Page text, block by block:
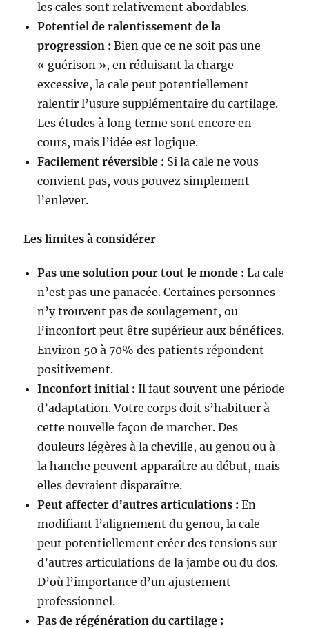
les cales sont relativement abordables.
Potentiel de ralentissement de la
progression : Bien que ce ne soit pas une
« guérison », en réduisant la charge
excessive, la cale peut potentiellement
ralentir l’usure supplémentaire du cartilage.
Les études à long terme sont encore en
cours, mais l’idée est logique.
Facilement réversible : Si la cale ne vous
convient pas, vous pouvez simplement
l’enlever.
Les limites à considérer
Pas une solution pour tout le monde : La cale
n’est pas une panacée. Certaines personnes
n’y trouvent pas de soulagement, ou
l’inconfort peut être supérieur aux bénéfices.
Environ 50 à 70% des patients répondent
positivement.
Inconfort initial : Il faut souvent une période
d’adaptation. Votre corps doit s’habituer à
cette nouvelle façon de marcher. Des
douleurs légères à la cheville, au genou ou à
la hanche peuvent apparaître au début, mais
elles devraient disparaître.
Peut affecter d’autres articulations : En
modifiant l’alignement du genou, la cale
peut potentiellement créer des tensions sur
d’autres articulations de la jambe ou du dos.
D’où l’importance d’un ajustement
professionnel.
Pas de régénération du cartilage :